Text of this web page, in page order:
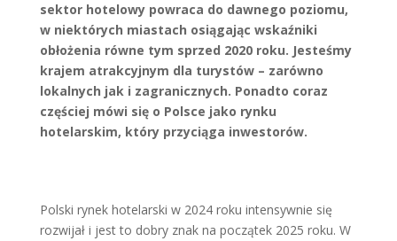
sektor hotelowy powraca do dawnego poziomu,
w niektórych miastach osiągając wskaźniki
obłożenia równe tym sprzed 2020 roku. Jesteśmy
krajem atrakcyjnym dla turystów – zarówno
lokalnych jak i zagranicznych. Ponadto coraz
częściej mówi się o Polsce jako rynku
hotelarskim, który przyciąga inwestorów.
Polski rynek hotelarski w 2024 roku intensywnie się
rozwijał i jest to dobry znak na początek 2025 roku. W